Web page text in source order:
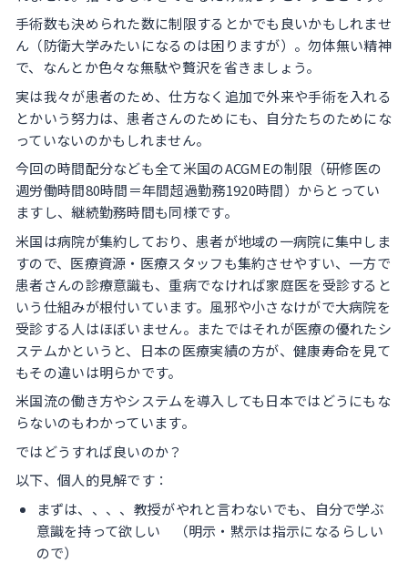
手術数も決められた数に制限するとかでも良いかもしれませ
ん（防衛大学みたいになるのは困りますが）。勿体無い精神
で、なんとか色々な無駄や贅沢を省きましょう。
実は我々が患者のため、仕方なく追加で外来や手術を入れる
とかいう努力は、患者さんのためにも、自分たちのためにな
っていないのかもしれません。
今回の時間配分なども全て米国のACGMEの制限（研修医の
週労働時間80時間＝年間超過勤務1920時間）からとってい
ますし、継続勤務時間も同様です。
米国は病院が集約しており、患者が地域の一病院に集中しま
すので、医療資源・医療スタッフも集約させやすい、一方で
患者さんの診療意識も、重病でなければ家庭医を受診すると
いう仕組みが根付いています。風邪や小さなけがで大病院を
受診する人はほぼいません。またではそれが医療の優れたシ
ステムかというと、日本の医療実績の方が、健康寿命を見て
もその違いは明らかです。
米国流の働き方やシステムを導入しても日本ではどうにもな
らないのもわかっています。
ではどうすれば良いのか？
以下、個人的見解です：
まずは、、、、教授がやれと言わないでも、自分で学ぶ
意識を持って欲しい （明示・黙示は指示になるらしい
ので）